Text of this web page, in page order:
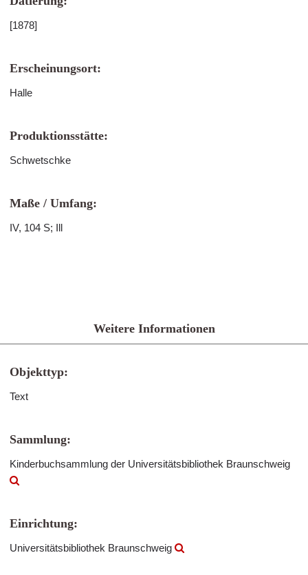
[1878]
Erscheinungsort:
Halle
Produktionsstätte:
Schwetschke
Maße / Umfang:
IV, 104 S; Ill
Weitere Informationen
Objekttyp:
Text
Sammlung:
Kinderbuchsammlung der Universitätsbibliothek Braunschweig
Einrichtung:
Universitätsbibliothek Braunschweig